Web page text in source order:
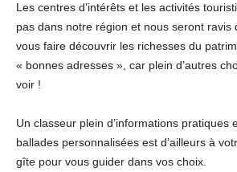
Les centres d’intérêts et les activités
pas dans notre région et nous seront ravis
vous faire découvrir les richesses du
« bonnes adresses », car plein d’autres
voir !
Un classeur plein d’informations pratiques
ballades personnalisées est d’ailleurs à
gîte pour vous guider dans vos choix.